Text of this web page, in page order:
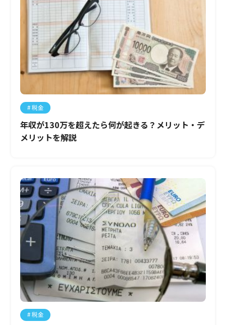
税金
年収が130万を超えたら何が起きる？メリット・デ
メリットを解説
税金